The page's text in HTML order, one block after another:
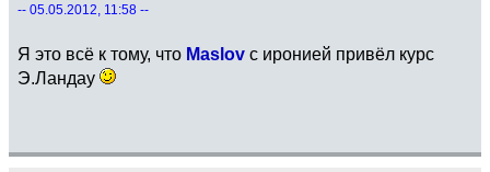
-- 05.05.2012, 11:58 --
Я это всё к тому, что Maslov с иронией привёл курс
Э.Ландау